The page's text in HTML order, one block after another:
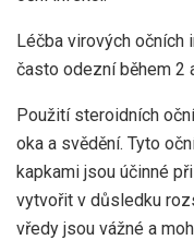
Léčba virových očních
často odezní během 2
Použití steroidních
oka a svědění. Tyto
kapkami jsou účinné
vytvořit v důsledku
vředy jsou vážné a